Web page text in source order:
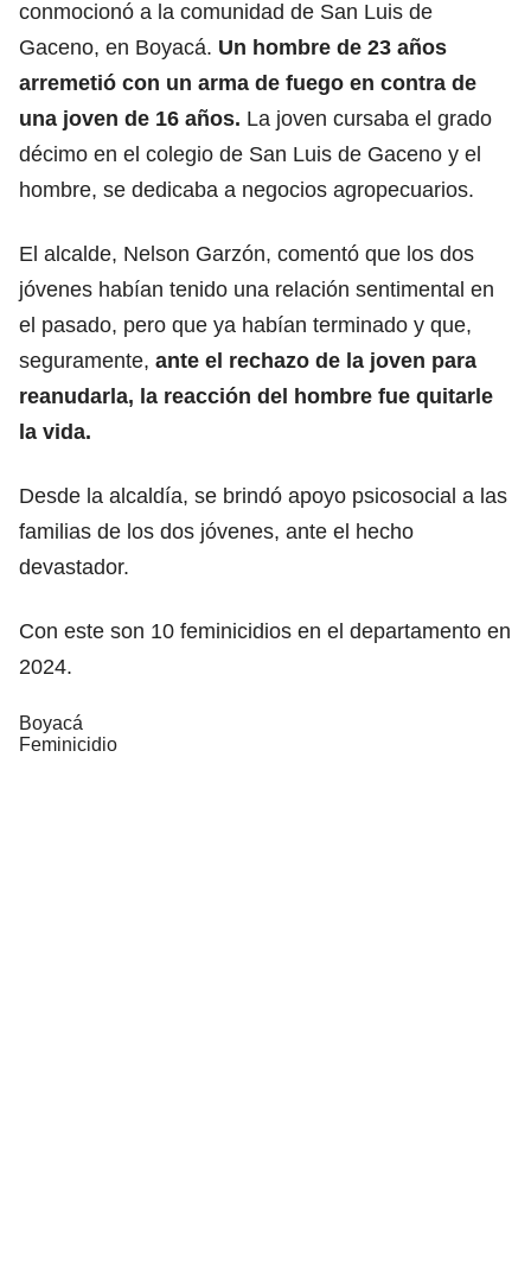
conmocionó a la comunidad de San Luis de
Gaceno, en Boyacá. Un hombre de 23 años
arremetió con un arma de fuego en contra de
una joven de 16 años. La joven cursaba el grado
décimo en el colegio de San Luis de Gaceno y el
hombre, se dedicaba a negocios agropecuarios.
El alcalde, Nelson Garzón, comentó que los dos
jóvenes habían tenido una relación sentimental en
el pasado, pero que ya habían terminado y que,
seguramente, ante el rechazo de la joven para
reanudarla, la reacción del hombre fue quitarle
la vida.
Desde la alcaldía, se brindó apoyo psicosocial a las
familias de los dos jóvenes, ante el hecho
devastador.
Con este son 10 feminicidios en el departamento en
2024.
Boyacá
Feminicidio